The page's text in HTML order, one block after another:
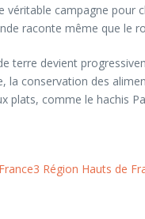
véritable campagne
raconte même que le
terre devient
la conservation des
plats, comme le hachis
France3 Région Hauts de